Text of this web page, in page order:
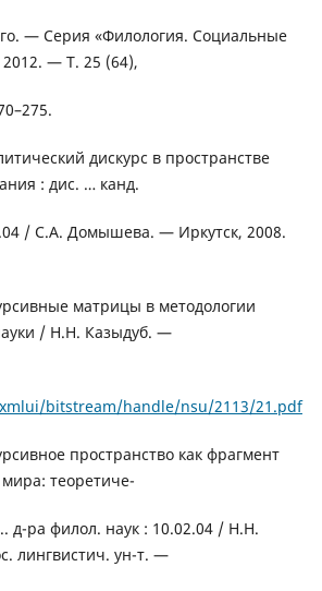
— Серия «Филология. Социальные
— Т. 25 (64),
дискурс в пространстве
: дис. … канд.
/ С.А. Домышева. — Иркутск, 2008.
матрицы в методологии
/ Н.Н. Казыдуб. —
bitstream/handle/nsu/2113/21.pdf
пространство как фрагмент
теоретиче-
д-ра филол. наук : 10.02.04 / Н.Н.
лингвистич. ун-т. —